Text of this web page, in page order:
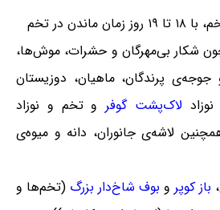
شکار بی‌مهرگان و حشرات، موش‌ها،
پرندگان، ماهیان، دوزیستان
لاک‌پشت گوفر و تخم و نوزاد
لاشه‌ی جانوران، دانه و میوه‌ی
، باز کوپر و بوف شاخ‌دار بزرگ (تخم‌ها و